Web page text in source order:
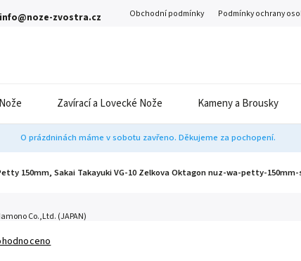
info@noze-zvostra.cz Obchodní podmínky Podmínky ochrany
Zavírací a Lovecké Nože Kameny a Brousky
O prázdninách máme v sobotu zavřeno. Děkujeme za pochopení.
150mm, Sakai Takayuki VG-10 Zelkova Oktagonnuz-wa-petty-
Co.,Ltd. (JAPAN)